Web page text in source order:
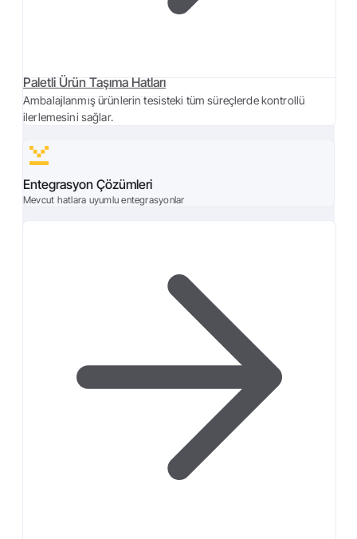
Paletli Ürün Taşıma Hatları
Ambalajlanmış ürünlerin tesisteki tüm süreçlerde kontrollü
ilerlemesini sağlar.
Entegrasyon Çözümleri
Mevcut hatlara uyumlu entegrasyonlar